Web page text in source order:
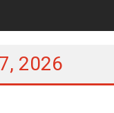
2026